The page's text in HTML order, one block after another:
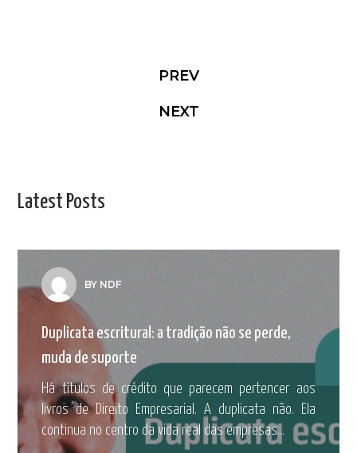
PREV
NEXT
Latest Posts
BY NDF
Duplicata escritural: a tradição não se perde,
muda de suporte
Há títulos de crédito que parecem pertencer aos
livros de Direito Empresarial. A duplicata não. Ela
continua no centro da vida real das empresas...